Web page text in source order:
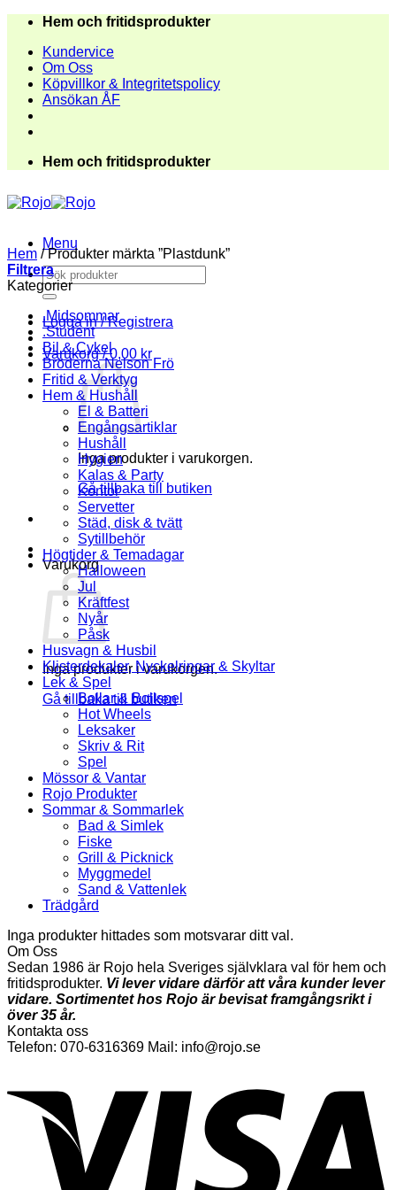
Skip
content
Hem och fritidsprodukter
Kundervice
Om Oss
Köpvillkor & Integritetspolicy
Ansökan ÅF
Hem och fritidsprodukter
Menu
Sök
efter:
Logga in / Registrera
Varukorg /0,00 kr
Inga produkter i varukorgen.
Gå tillbaka till butiken
Varukorg
Inga produkter i varukorgen.
Gå tillbaka till butiken
Hem /Produkter märkta ”Plastdunk”
Filtrera
Kategorier
.Midsommar
.Student
Bil & Cykel
Bröderna Nelson Frö
Fritid & Verktyg
Hem & Hushåll
El & Batteri
Engångsartiklar
Hushåll
Hygien
Kalas & Party
Kontor
Servetter
Städ, disk & tvätt
Sytillbehör
Högtider & Temadagar
Halloween
Jul
Kräftfest
Nyår
Påsk
Husvagn & Husbil
Klisterdekaler, Nyckelringar & Skyltar
Lek & Spel
Bollar & Bollspel
Hot Wheels
Leksaker
Skriv & Rit
Spel
Mössor & Vantar
Rojo Produkter
Sommar & Sommarlek
Bad & Simlek
Fiske
Grill & Picknick
Myggmedel
Sand & Vattenlek
Trädgård
Inga produkter hittades som motsvarar ditt val.
Om Oss
Sedan 1986 är Rojo hela Sveriges självklara val för hem och
fritidsprodukter. Vi lever vidare därför att våra kunder lever
vidare. Sortimentet hos Rojo är bevisat framgångsrikt i
över 35 år.
Kontakta oss
Telefon: 070-6316369 Mail: info@rojo.se